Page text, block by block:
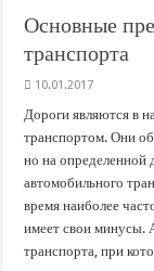
Основные
транспорта
10.01.2017
Дороги являются в
транспортом. Они
но на
автомобильного
время наиболее
имеет свои минусы.
транспорта, при